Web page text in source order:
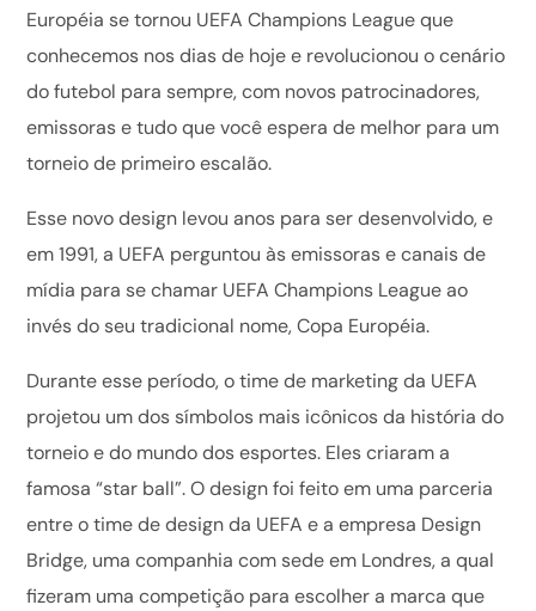
Européia se tornou UEFA Champions League que
conhecemos nos dias de hoje e revolucionou o cenário
do futebol para sempre, com novos patrocinadores,
emissoras e tudo que você espera de melhor para um
torneio de primeiro escalão.
Esse novo design levou anos para ser desenvolvido, e
em 1991, a UEFA perguntou às emissoras e canais de
mídia para se chamar UEFA Champions League ao
invés do seu tradicional nome, Copa Européia.
Durante esse período, o time de marketing da UEFA
projetou um dos símbolos mais icônicos da história do
torneio e do mundo dos esportes. Eles criaram a
famosa “star ball”. O design foi feito em uma parceria
entre o time de design da UEFA e a empresa Design
Bridge, uma companhia com sede em Londres, a qual
fizeram uma competição para escolher a marca que